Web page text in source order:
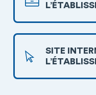
SITE